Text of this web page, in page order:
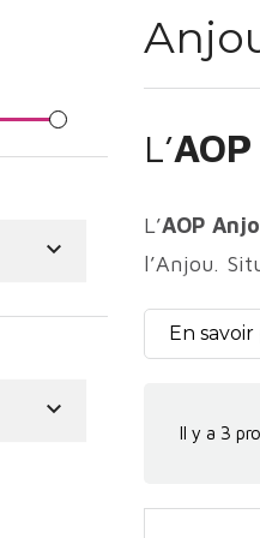


L’
L’AOP
l’Anjou.
de
La
rouges de
En
Il y a 3